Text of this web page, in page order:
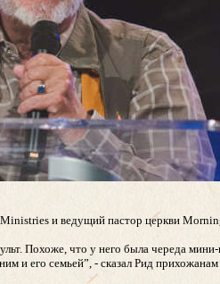
и ведущий пастор церкви
Похоже, что у него была череда
и его семьей”, - сказал Рид